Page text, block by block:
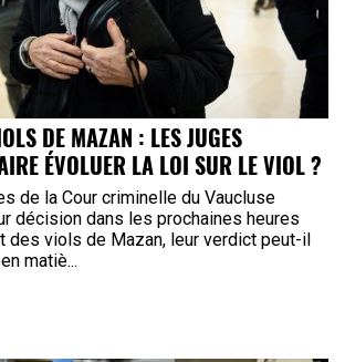
DE MAZAN : LES JUGES
ÉVOLUER LA LOI SUR LE VIOL ?
de la Cour criminelle du Vaucluse
décision dans les prochaines heures
des viols de Mazan, leur verdict peut-il
matiè...